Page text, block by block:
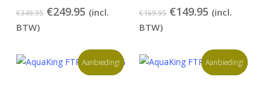
€349.95 Oorspronkelijke
€349.95.
€249.95Huidige
€249.95.
(incl.
BTW)
€169.95 Oorspronkelijke
€169.95.
€149.95 Huidige
€149.95.
(incl.
BTW)
Aanbieding! Aanbieding!